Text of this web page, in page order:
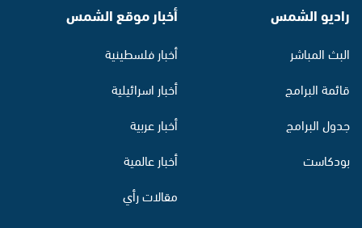
راديو الشمس
البث المباشر
قائمة البرامج
جدول البرامج
بودكاست
أخبار موقع الشمس
أخبار فلسطينية
أخبار اسرائيلية
أخبار عربية
أخبار عالمية
مقالات رأي